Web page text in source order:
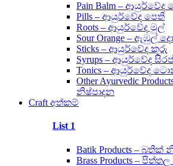
Pain Balm – ආයුර්වේද
Pills – ආයුර්වේද පෙති
Roots – ආයුර්වේද මුල්
Sour Orange – ඇඹුල්
Sticks – ආයුර්වේද කූරු
Syrups – ආයුර්වේද
Tonics – ආයුර්වේද
Other Ayurvedic
නිෂ්පාදන
Craft අත්කම්
List 1
Batik Products – බතික්
Brass Products –